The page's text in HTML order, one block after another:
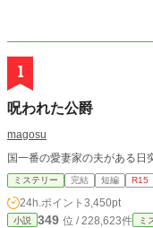
1
呪われた公爵
magosu
国一番の愛妻家の夫がある日
ミステリー 完結 短編 R15
24h.ポイント 3,450pt
小説 349 位 / 228,623件 ミ